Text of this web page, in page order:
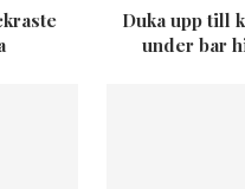
Duka upp till
under bar